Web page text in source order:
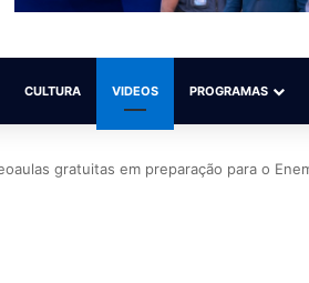
CULTURA VIDEOS PROGRAMAS
gratuitas em preparação para o